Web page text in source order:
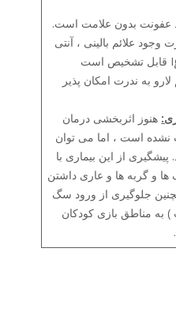
عفونت بدون علامت است.
وجود علائم بالینی ، آنتی
بادی از کلاس IgG قابل تشخیص است
به ندرت امکان پذیر
هنوز اثربخشی درمان
نشده است ، اما می توان
پیشگیری از این بیماری با
و گربه ها و عاری داشتن
جلوگیری از ورود سگ
به مناطق بازی کودکان